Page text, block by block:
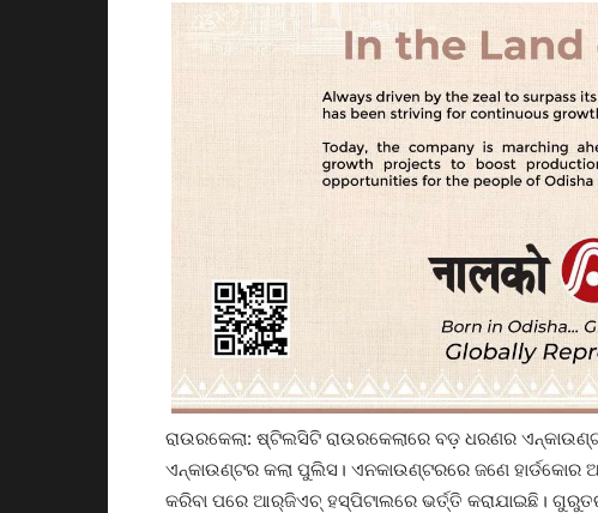
ରାଉରକେଲା: ଷ୍ଟିଲସିଟି ରାଉରକେଲାରେ ବଡ଼ ଧରଣର
ଏନ୍‌କାଉଣ୍ଟର କଲା ପୁଲିସ। ଏନକାଉଣ୍ଟରରେ ଜଣେ ହାର୍ଡକୋର
କରିବା ପରେ ଆର୍‌ଜିଏଚ୍‌ ହସ୍ପିଟାଲରେ ଭର୍ତ୍ତି କରାଯାଇଛି।